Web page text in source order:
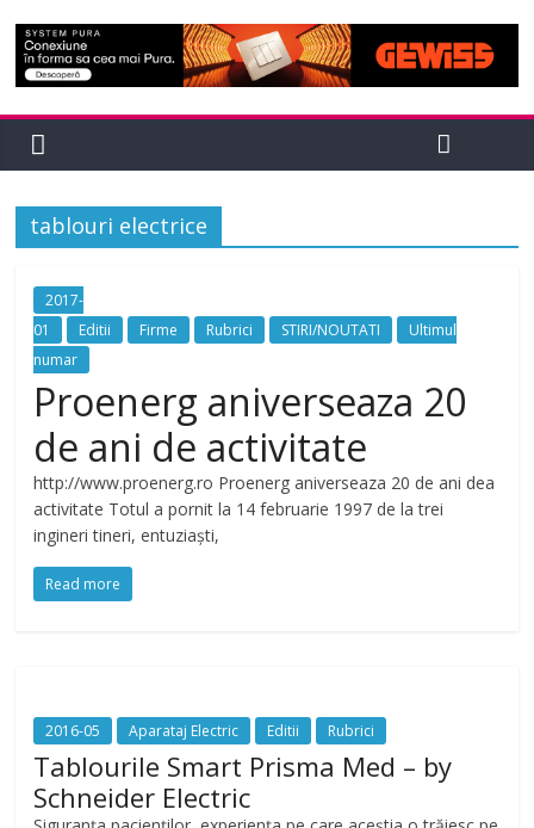
tablouri electrice
2017-
01
Editii Firme Rubrici STIRI/NOUTATI
Ultimul
numar
Proenerg aniverseaza 20
de ani de activitate
http://www.proenerg.ro Proenerg aniverseaza 20 de ani dea
activitate Totul a pornit la 14 februarie 1997 de la trei
ingineri tineri, entuziaști,
Read more
2016-05 Aparataj Electric Editii Rubrici
Tablourile Smart Prisma Med – by
Schneider Electric